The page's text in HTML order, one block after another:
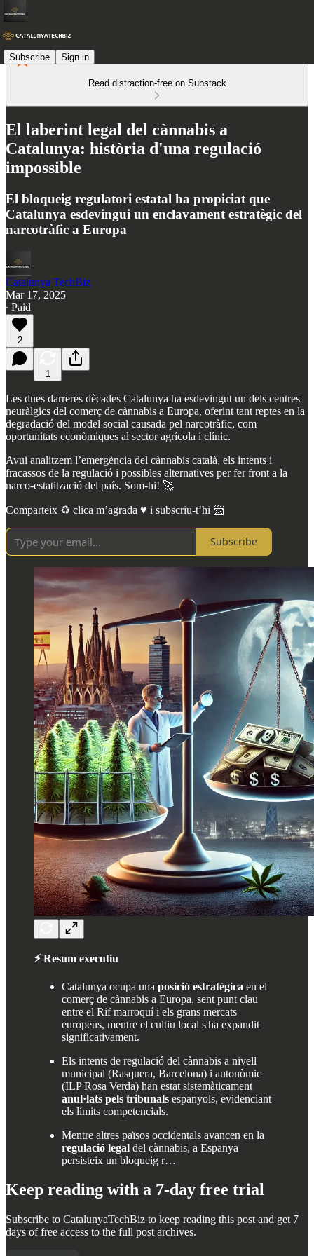
Subscribe Sign in
Read distraction-free on Substack
El laberint legal del cànnabis a
Catalunya: història d'una regulació
impossible
El bloqueig regulatori estatal ha propiciat que
Catalunya esdevingui un enclavament estratègic del
narcotràfic a Europa
Catalunya TechBiz
Mar 17, 2025
∙ Paid
2
1
Les dues darreres dècades Catalunya ha esdevingut un dels centres
neuràlgics del comerç de cànnabis a Europa, oferint tant reptes en la
degradació del model social causada pel narcotràfic, com
oportunitats econòmiques al sector agrícola i clínic.
Avui analitzem l’emergència del cànnabis català, els intents i
fracassos de la regulació i possibles alternatives per fer front a la
narco-estatització del país. Som-hi! 🚀
Comparteix ♻️ clica m’agrada ♥️ i subscriu-t’hi 📨
Subscribe
⚡ Resum executiu
Catalunya ocupa una posició estratègica en el
comerç de cànnabis a Europa, sent punt clau
entre el Rif marroquí i els grans mercats
europeus, mentre el cultiu local s'ha expandit
significativament.
Els intents de regulació del cànnabis a nivell
municipal (Rasquera, Barcelona) i autonòmic
(ILP Rosa Verda) han estat sistemàticament
anul·lats pels tribunals espanyols, evidenciant
els límits competencials.
Mentre altres països occidentals avancen en la
regulació legal del cànnabis, a Espanya
persisteix un bloqueig r…
Keep reading with a 7-day free trial
Subscribe to CatalunyaTechBiz to keep reading this post and get 7
days of free access to the full post archives.